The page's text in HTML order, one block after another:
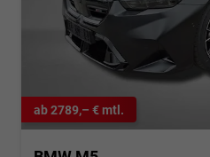
ab 2789,– € mtl.